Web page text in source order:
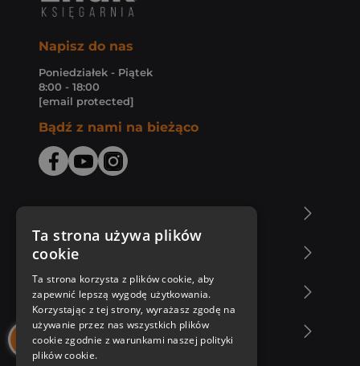
Napisz do nas
Poniedziałek - Piątek
8:00 - 18:00
[email protected]
Bądź z nami na bieżąco
Zakupy u nas
Nasza oferta
Nasi autorzy
Ta strona używa plików
cookie
Ta strona korzysta z plików cookie, aby
zapewnić lepszą wygodę użytkowania.
Korzystając z tej strony, wyrażasz zgodę na
używanie przez nas wszystkich plików
cookie zgodnie z warunkami naszej polityki
plików cookie.